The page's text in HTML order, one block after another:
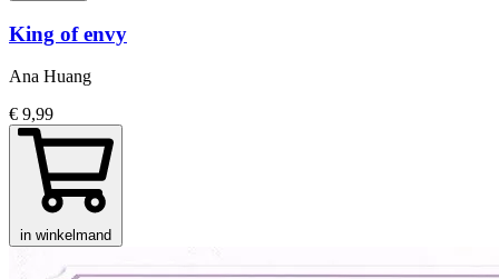
King of envy
Ana Huang
€ 9,99
in winkelmand